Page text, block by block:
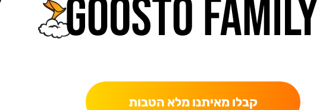
קבלו מאיתנו מלא הטבות